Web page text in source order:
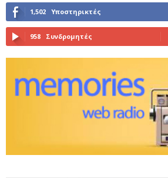
1,502 Υποστηρικτές
958 Συνδρομητές